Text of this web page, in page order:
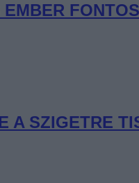
A SZIGETRE